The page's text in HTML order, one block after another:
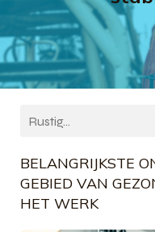
BELANGRIJKSTE
GEBIED VAN
HET WERK